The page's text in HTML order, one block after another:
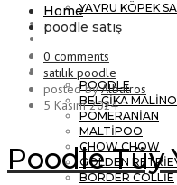
YAVRU KÖPEK
REFERANSLARIMIZ
Hakkımızda
Blog
Satılık Yavru Köpek
POODLE
BELÇİKA
POMERANİAN
MALTİPOO
CHOW CHOW
GOLDEN
BORDER COLLİE
Home
poodle satış
0 comments
satılık poodle
posted byAlbatros
5 Kasım 2024
Poodle Tüy